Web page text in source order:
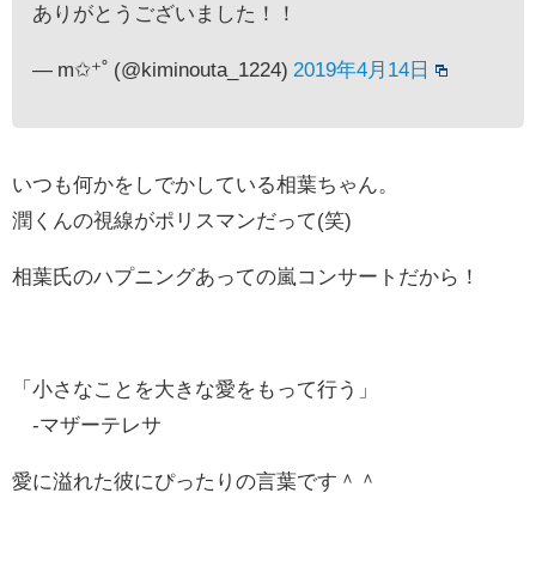
ありがとうございました！！
— m✩⁺˚ (@kiminouta_1224) 2019年4月14日
いつも何かをしでかしている相葉ちゃん。
潤くんの視線がポリスマンだって(笑)
相葉氏のハプニングあっての嵐コンサートだから！
「小さなことを大きな愛をもって行う」
-マザーテレサ
愛に溢れた彼にぴったりの言葉です＾＾